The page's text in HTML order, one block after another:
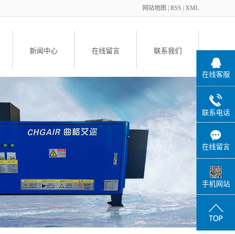
网站地图 RSS XML
备
件
新闻中心 在线留言 联系我们
在线客服
联系电话
在线留言
手机网站